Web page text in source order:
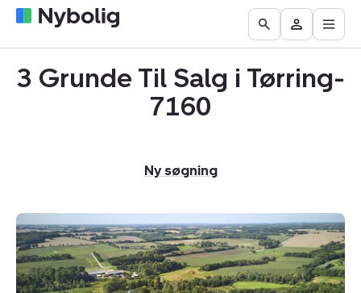
Boliger
til
Find
mægler
Få
vurderet
bolig
Go
to
the
Search
Besøg
Mit
Nybolig
Åbn
3 Grunde Til Salg i Tørring-
7160
Ny søgning
Helårsgrund:
Gudenåparken
71,
7160